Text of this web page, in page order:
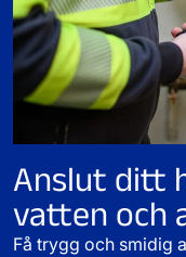
Anslut ditt
vatten och
Få trygg och smidig